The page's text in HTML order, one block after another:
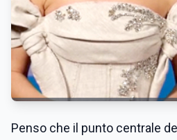
Penso che il punto centrale